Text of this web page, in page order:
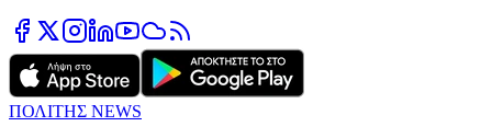
ΠΟΛΙΤΗΣ NEWS